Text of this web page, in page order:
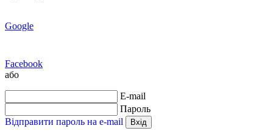
Google
Facebook
або
E-mail
Пароль
Відправити пароль на e-mail
Вхід